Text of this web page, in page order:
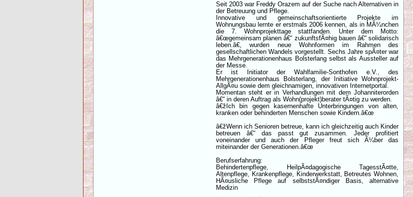
Seit 2003 war Freddy Orazem auf der Suche nach Alternativen in
der Betreuung und Pflege.
Innovative und gemeinschaftsorientierte Projekte im
Wohnungsbau lernte er erstmals 2006 kennen, als in MÃ¼nchen
die 7. Wohnprojekttage stattfanden. Unter dem Motto:
â€œgemeinsam planen â€“ zukunftsfÃ¤hig bauen â€“ solidarisch
leben.â€, wurden neue Wohnformen im Rahmen des
gesellschaftlichen Wandels vorgestellt. Sechs Jahre spÃ¤ter war
das Mehrgenerationenhaus Bolsterlang selbst als Aussteller auf
der Messe.
Er ist Initiator der Wahlfamilie-Sonthofen e.V., des
Mehrgenerationenhaus Bolsterlang, der Initiative Wohnprojekt-
AllgÃ¤u sowie dem gleichnamigen, innovativen Internetportal.
Momentan steht er in Verhandlungen mit dem Johanniterorden
â€“ in deren Auftrag als Wohn(projekt)berater tÃ¤tig zu werden.
â€žIch bin gegen kasernenhafte Unterbringungen von alten,
kranken oder behinderten Menschen sowie Kindern.â€œ
â€žWenn ich Senioren betreue, kann ich gleichzeitig auch Kinder
betreuen â€“ das passt gut zusammen. Jeder profitiert
voneinander und auch der Pfleger freut sich Ã¼ber das
miteinander der Generationen.â€œ
Berufserfahrung:
Behindertenpflege, HeilpÃ¤dagogische TagesstÃ¤tte,
Altenpflege, Krankenpflege, Kinderwerkstatt, Betreutes Wohnen,
HÃ¤usliche Pflege auf selbststÃ¤ndiger Basis, alternative
Medizin